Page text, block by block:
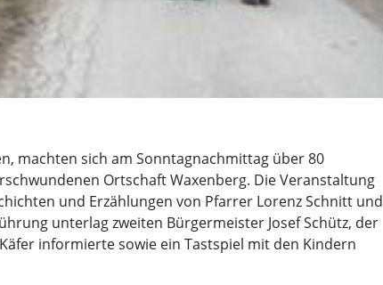
machten sich am Sonntagnachmittag über 80
Ortschaft Waxenberg. Die Veranstaltung
und Erzählungen von Pfarrer Lorenz Schnitt und
unterlag zweiten Bürgermeister Josef Schütz, der
informierte sowie ein Tastspiel mit den Kindern